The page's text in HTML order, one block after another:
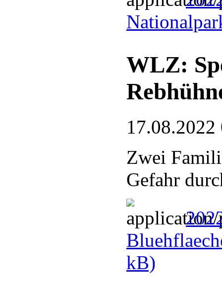
WLZ:
17.08.2022
Zwei
Gefahr
kB)